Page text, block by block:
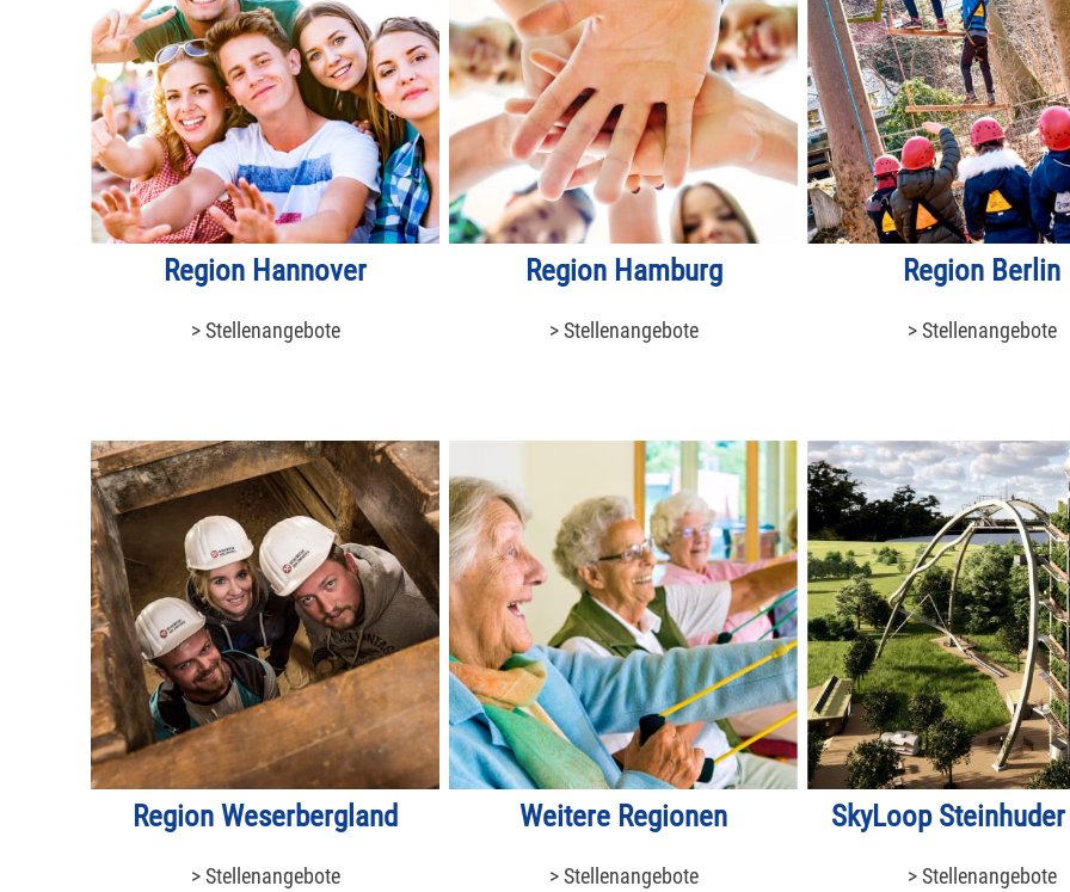
Region Hannover
> Stellenangebote
Region Hamburg
> Stellenangebote
Region Berlin
> Stellenangebote
Region Weserbergland
> Stellenangebote
Weitere Regionen
> Stellenangebote
SkyLoop
> Stellenangebote